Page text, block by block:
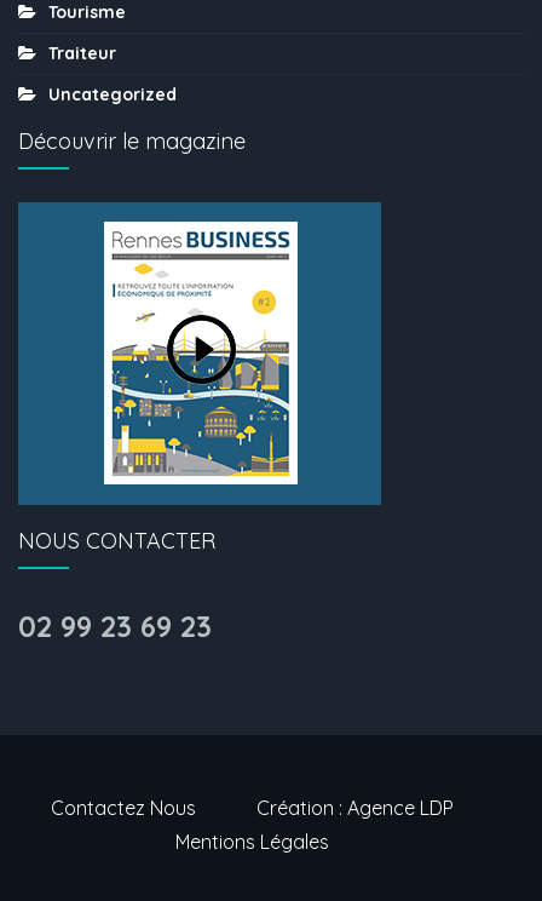
Tourisme
Traiteur
Uncategorized
Découvrir le magazine
NOUS CONTACTER
02 99 23 69 23
Contactez Nous
Création : Agence LDP
Mentions Légales